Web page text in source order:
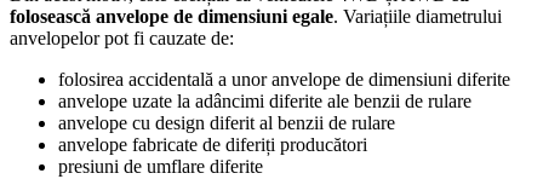
folosească anvelope de dimensiuni egale. Variațiile diametrului
anvelopelor pot fi cauzate de:
folosirea accidentală a unor anvelope de dimensiuni diferite
anvelope uzate la adâncimi diferite ale benzii de rulare
anvelope cu design diferit al benzii de rulare
anvelope fabricate de diferiți producători
presiuni de umflare diferite